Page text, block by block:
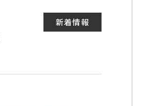
新着情報